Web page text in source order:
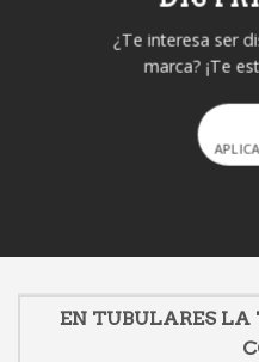
¿Te interesa ser
marca? ¡Te
EN TUBULARES